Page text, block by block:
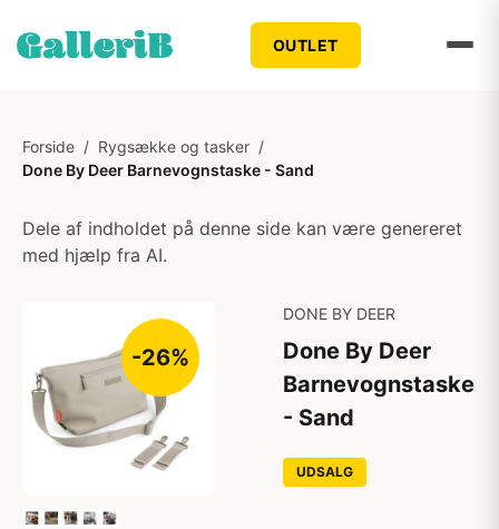
OUTLET
Forside / Rygsække og tasker /
Done By Deer Barnevognstaske - Sand
Dele af indholdet på denne side kan være genereret
med hjælp fra AI.
-26%
DONE BY DEER
Done By Deer
Barnevognstaske
- Sand
UDSALG